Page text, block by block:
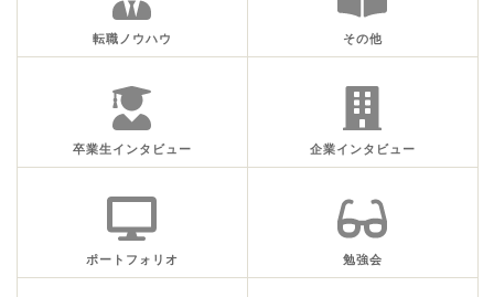
転職ノウハウ その他
卒業生インタビュー 企業インタビュー
ポートフォリオ 勉強会